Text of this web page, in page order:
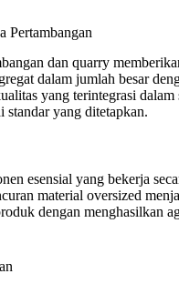
Pertambangan
dan quarry
dalam jumlah besar
yang terintegrasi
standar yang ditetapkan.
esensial yang bekerja
material oversized
dengan menghasilkan